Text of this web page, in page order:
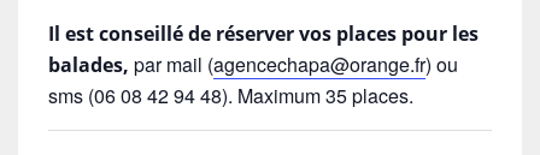
Il est conseillé de réserver vos places pour les
balades, par mail (agencechapa@orange.fr) ou
sms (06 08 42 94 48). Maximum 35 places.